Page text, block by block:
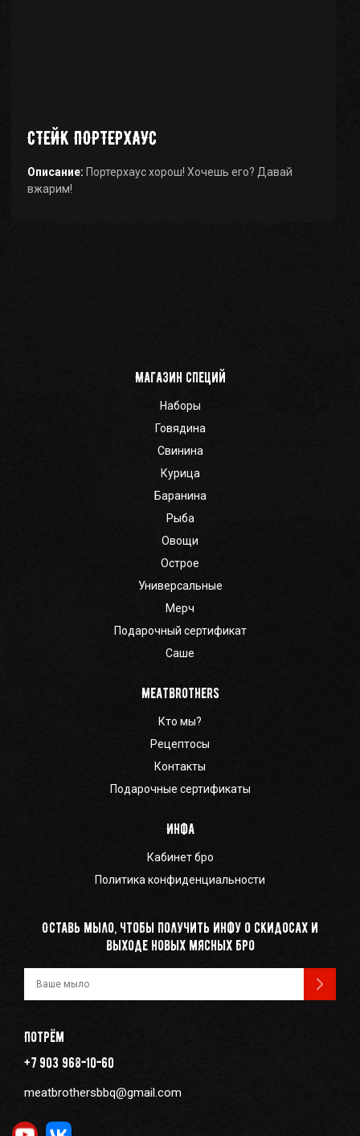
СТЕЙК ПОРТЕРХАУС
Описание: Портерхаус хорош! Хочешь его? Давай
вжарим!
Магазин специй
Наборы
Говядина
Свинина
Курица
Баранина
Рыба
Овощи
Острое
Универсальные
Мерч
Подарочный сертификат
Саше
Meatbrothers
Кто мы?
Рецептосы
Контакты
Подарочные сертификаты
Инфа
Кабинет бро
Политика конфиденциальности
Оставь мыло, чтобы получить инфу о скидосах и
выходе новых мясных бро
Потрём
+7 903 968-10-60
meatbrothersbbq@gmail.com